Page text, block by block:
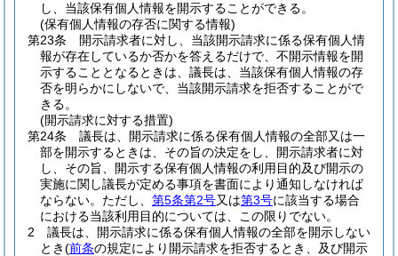
し、当該保有個人情報を開示することができる。
(保有個人情報の存否に関する情報)
第23条
開示請求者に対し、当該開示請求に係る保有個人情
報が存在しているか否かを答えるだけで、不開示情報を開
示することとなるときは、議長は、当該保有個人情報の存
否を明らかにしないで、当該開示請求を拒否することがで
きる。
(開示請求に対する措置)
第24条
議長は、開示請求に係る保有個人情報の全部又は一
部を開示するときは、その旨の決定をし、開示請求者に対
し、その旨、開示する保有個人情報の利用目的及び開示の
実施に関し議長が定める事項を書面により通知しなければ
ならない。 ただし、 第5条第2号又は第3号に該当する場合
における当該利用目的については、この限りでない。
2
議長は、開示請求に係る保有個人情報の全部を開示しない
とき(前条の規定により開示請求を拒否するとき、及び開示